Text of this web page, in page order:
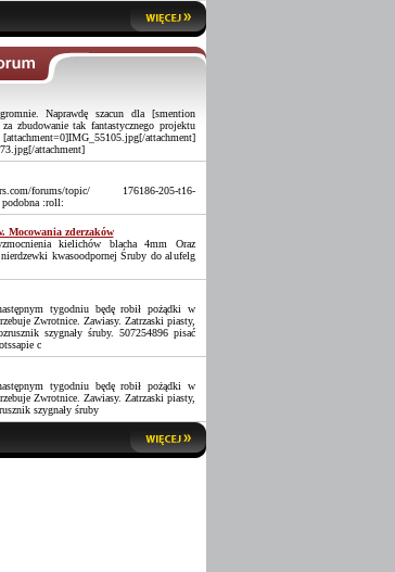
Naprawdę szacun dla [smention
zbudowanie tak fantastycznego projektu
attachment]
attachment]
forums/topic/ 176186-205-t16-
podobna :roll:
Mocowania zderzaków
kielichów blacha 4mm Oraz
kwasoodpornej Śruby do alufelg
tygodniu będę robił pożądki w
Zwrotnice. Zawiasy. Zatrzaski piasty,
szygnały śruby. 507254896 pisać
c
tygodniu będę robił pożądki w
Zwrotnice. Zawiasy. Zatrzaski piasty,
szygnały śruby